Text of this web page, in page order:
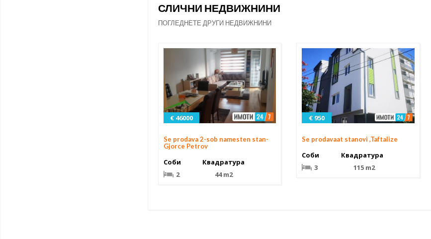
СЛИЧНИ НЕДВИЖНИНИ
ПОГЛЕДНЕТЕ ДРУГИ НЕДВИЖНИНИ
€ 46000
Se prodava 2-sob namesten stan-
Gjorce Petrov
Соби
2
Квадратура
44 m2
€ 950
Se prodavaat stanovi ,Taftalize
Соби
3
Квадратура
115 m2